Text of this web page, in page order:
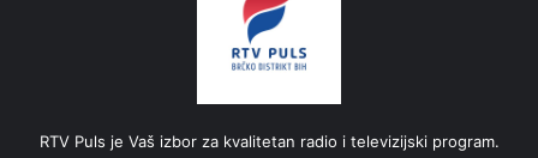
RTV Puls je Vaš izbor za kvalitetan radio i televizijski program.